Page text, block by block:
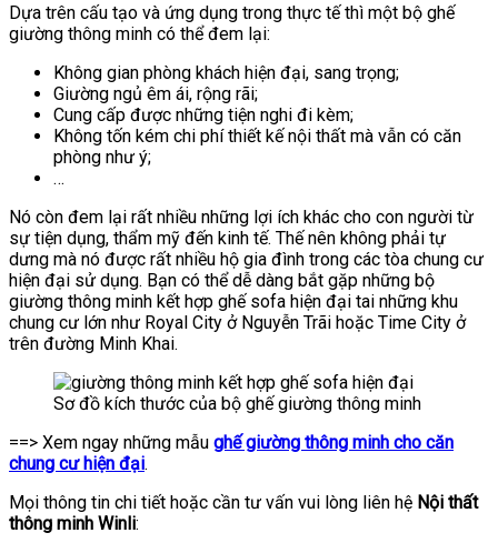
Dựa trên cấu tạo và ứng dụng trong thực tế thì một bộ ghế
giường thông minh có thể đem lại:
Không gian phòng khách hiện đại, sang trọng;
Giường ngủ êm ái, rộng rãi;
Cung cấp được những tiện nghi đi kèm;
Không tốn kém chi phí thiết kế nội thất mà vẫn có căn
phòng như ý;
…
Nó còn đem lại rất nhiều những lợi ích khác cho con người từ
sự tiện dụng, thẩm mỹ đến kinh tế. Thế nên không phải tự
dưng mà nó được rất nhiều hộ gia đình trong các tòa chung cư
hiện đại sử dụng. Bạn có thể dễ dàng bắt gặp những bộ
giường thông minh kết hợp ghế sofa hiện đại tai những khu
chung cư lớn như Royal City ở Nguyễn Trãi hoặc Time City ở
trên đường Minh Khai.
Sơ đồ kích thước của bộ ghế giường thông minh
==> Xem ngay những mẫu ghế giường thông minh cho căn
chung cư hiện đại.
Mọi thông tin chi tiết hoặc cần tư vấn vui lòng liên hệ Nội thất
thông minh Winli: